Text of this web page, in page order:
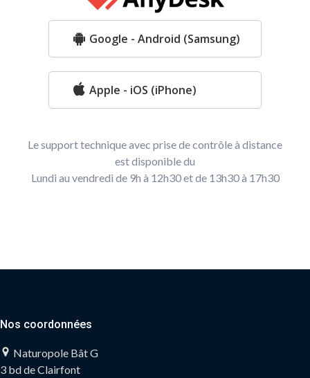
Google - Android (Samsung)
Apple - iOS (iPhone)
Le support technique avec prise de contrôle à distance
est disponible du
Lundi au vendredi de 9h à 12h30 et de 13h30 à 17h30
Nos coordonnées
Naturopole Bât G
3 bd de Clairfont